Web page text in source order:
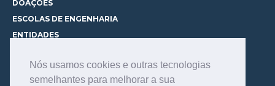
Nós usamos cookies e outras tecnologias
semelhantes para melhorar a sua
DOAÇÕES
ESCOLAS DE ENGENHARIA
ENTIDADES
CURSOS
CONHEÇA OS CURSOS